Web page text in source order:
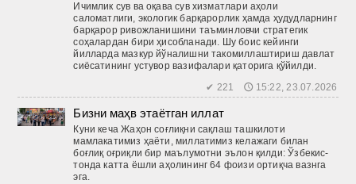
Ичимлик сув ва оқава сув хизматлари аҳоли
саломатлиги, экологик барқарорлик ҳамда ҳудудларнинг
барқарор ривожланишини таъминловчи стратегик
соҳалардан бири ҳисобланади. Шу боис кейинги
йилларда мазкур йўналишни такомиллаштириш давлат
сиёсатининг устувор вазифалари қаторига қўйилди.
✔ 221 🕔 15:22, 23.07.2026
Бизни маҳв этаётган иллат
Куни кеча Жаҳон соғлиқни сақлаш ташкилоти
мамлакатимиз ҳаёти, миллатимиз келажаги билан
боғлиқ оғриқли бир маълумотни эълон қилди: Ўзбекис­
тонда катта ёшли аҳолининг 64 фоизи ортиқча вазнга
эга.